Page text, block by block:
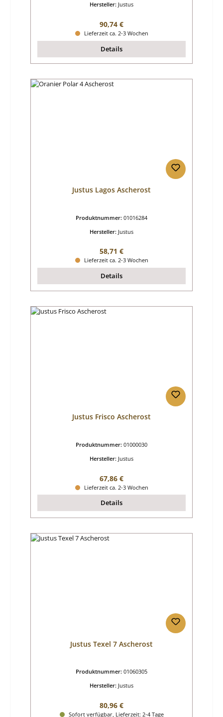
Hersteller: Justus
Regulärer Preis:
90,74 €
Lieferzeit ca. 2-3 Wochen
Details
Justus Lagos Ascherost
Produktnummer: 01016284
Hersteller: Justus
Regulärer Preis:
58,71 €
Lieferzeit ca. 2-3 Wochen
Details
Justus Frisco Ascherost
Produktnummer: 01000030
Hersteller: Justus
Regulärer Preis:
67,86 €
Lieferzeit ca. 2-3 Wochen
Details
Justus Texel 7 Ascherost
Produktnummer: 01060305
Hersteller: Justus
Regulärer Preis:
80,96 €
Sofort verfügbar, Lieferzeit: 2-4 Tage